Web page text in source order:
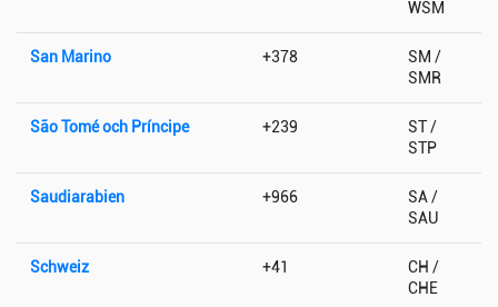
WSM
San Marino +378
SM /
SMR
São Tomé och Príncipe +239
ST /
STP
Saudiarabien +966
SA /
SAU
Schweiz +41
CH /
CHE